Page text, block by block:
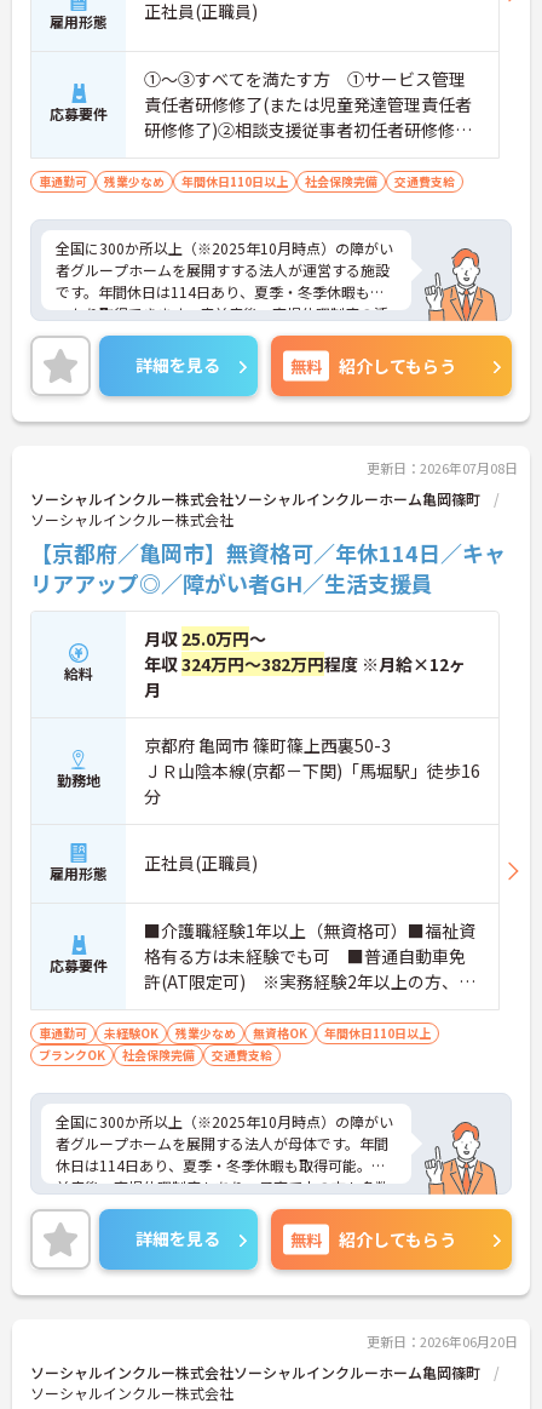
雇用形態 正社員(正職員)
応募要件
①～③すべてを満たす方 ①サービス管理
責任者研修修了(または児童発達管理責任者
研修修了)②相談支援従事者初任者研修修了
(または相談支援従事者実務者研修修了)③普
通自動車運転免許(AT限定可)
車通勤可 残業少なめ 年間休日110日以上 社会保険完備 交通費支給
全国に300か所以上（※2025年10月時点）の障がい
者グループホームを展開すする法人が運営する施設
です。年間休日は114日あり、夏季・冬季休暇もし
っかり取得できます。産前産後・育児休暇制度の活
用実績も豊富で、子育て中の方も多数活躍してお
り、ライフステージに変化があっても安心して長く
働ける環境です。職場では20代から60代まで幅広い
年代のスタッフがそれぞれの経験を活かして活躍し
ています。一般社員研修や外部勉強会受講支援な
心です。また、請求・申請業務は本社専門部署が一
括対応するため、利用者さまへの支援に集中できま
す。キャリアアップを目指したい方、プライベート
と両立しながら専門性を高めたい方におすすめで
す。ご興味のある方は詳細等をお伝えしますので、
お気軽にお問い合わせください。
詳細を見る 無料 紹介してもらう
更新日：2026年07月08日
ソーシャルインクルー株式会社ソーシャルインクルーホーム亀岡篠町
ソーシャルインクルー株式会社
【京都府／亀岡市】無資格可／年休114日／キャ
リアアップ◎／障がい者GH／生活支援員
給料
月収 25.0万円～
年収324万円～382万円程度 ※月給×12ヶ
月
勤務地
京都府 亀岡市 篠町篠上西裏50-3
ＪＲ山陰本線(京都－下関)「馬堀駅」徒歩16
分
雇用形態 正社員(正職員)
応募要件
■介護職経験1年以上（無資格可）■福祉資
格有る方は未経験でも可 ■普通自動車免
許(AT限定可) ※実務経験2年以上の方、障
がい者福祉に関する経験をお持ちの方大歓
迎
車通勤可 未経験OK 残業少なめ 無資格OK
年間休日110日以上
ブランクOK
社会保険完備 交通費支給
全国に300か所以上（※2025年10月時点）の障がい
者グループホームを展開する法人が母体です。年間
休日は114日あり、夏季・冬季休暇も取得可能。産
前産後・育児休暇制度もあり、子育て中の方も多数
活躍中で、ワークライフバランスを大切にしながら
働ける環境が整っています。研修制度や外部勉強会
の受講支援もあり、スキルアップもしっかりサポー
ト。将来的には管理者やエリアマネージャーへのキ
ャリアアップも目指せます。20代から60代まで幅広
の職場です。介護経験を活かしたい方、福祉の資格
をお持ちの方、安定した法人でキャリアを築きたい
方におすすめです。
詳細を見る 無料 紹介してもらう
更新日：2026年06月20日
ソーシャルインクルー株式会社ソーシャルインクルーホーム亀岡篠町
ソーシャルインクルー株式会社